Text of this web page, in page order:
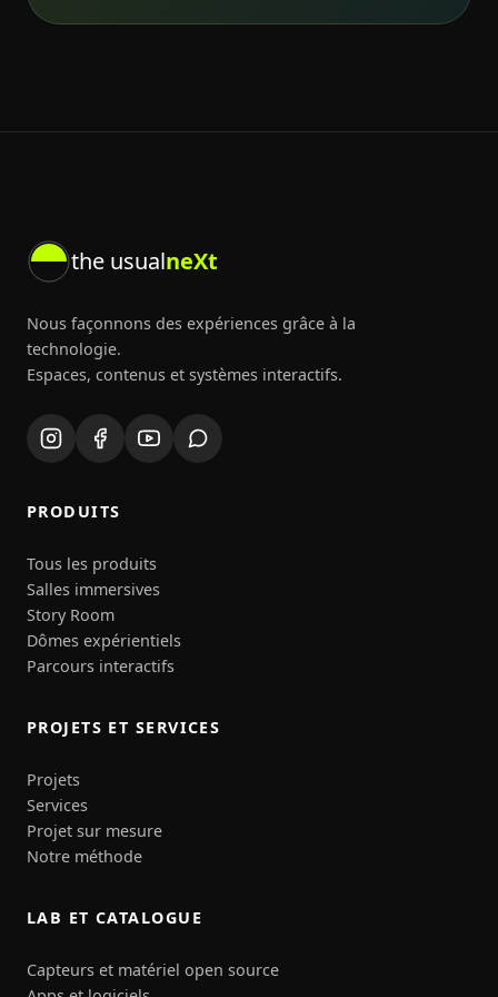
the usualneXt
Nous façonnons des expériences grâce à la
technologie.
Espaces, contenus et systèmes interactifs.
PRODUITS
Tous les produits
Salles immersives
Story Room
Dômes expérientiels
Parcours interactifs
PROJETS ET SERVICES
Projets
Services
Projet sur mesure
Notre méthode
LAB ET CATALOGUE
Capteurs et matériel open source